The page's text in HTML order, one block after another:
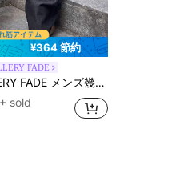
¥364 節約
FADE
付きストレートレッグカジュアルジーンズ、外出、ハングアウト、通勤、バケーション、ストリート、グランジ
sold